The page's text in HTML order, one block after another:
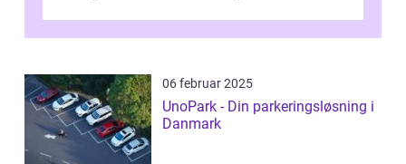
06 februar 2025
UnoPark - Din parkeringsløsning i
Danmark